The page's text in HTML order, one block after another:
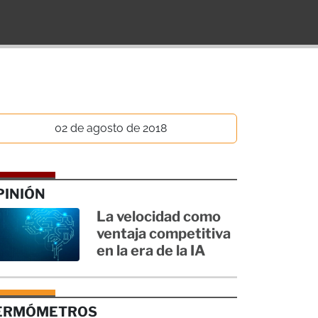
02 de agosto de 2018
La velocidad como
ventaja competitiva
en la era de la IA